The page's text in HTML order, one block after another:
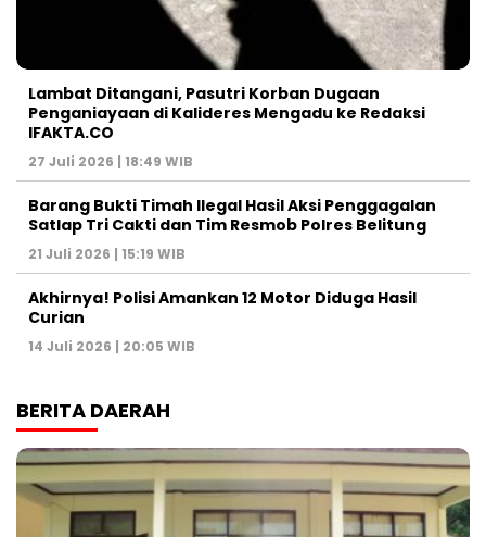
Lambat Ditangani, Pasutri Korban Dugaan
Penganiayaan di Kalideres Mengadu ke Redaksi
IFAKTA.CO
27 Juli 2026 | 18:49 WIB
Barang Bukti Timah Ilegal Hasil Aksi Penggagalan
Satlap Tri Cakti dan Tim Resmob Polres Belitung
21 Juli 2026 | 15:19 WIB
Akhirnya! Polisi Amankan 12 Motor Diduga Hasil
Curian
14 Juli 2026 | 20:05 WIB
BERITA DAERAH